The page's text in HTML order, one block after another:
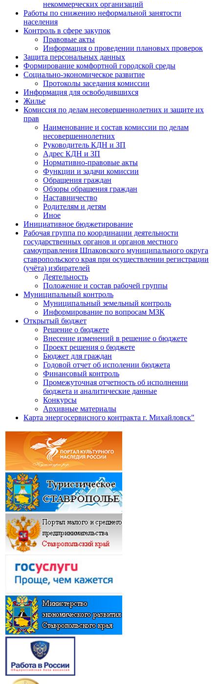
некоммерческих организаций
Работы по снижению неформальной занятости
населения
Контроль в сфере закупок
Правовые акты
Информация о проведении плановых проверок
Защита персональных данных
Формирование комфортной городской среды
Социально-экономическое развитие
Протоколы заседания комиссии
Информация для освободившихся
Жилье
Комиссия по делам несовершеннолетних и защите их
прав
Наименование и состав комиссии по делам
несовершеннолетних
Руководитель КДН и ЗП
Адрес КДН и ЗП
Нормативно-правовые акты
Функции и задачи комиссии
Обращения граждан
Обзоры обращения граждан
Наставничество
Родителям и детям
Иное
Инициативное бюджетирование
Рабочая группа по координации деятельности
государственных органов и органов местного
самоуправления Шпаковского муниципального округа
ставропольского края при осуществлении регистрации
(учёта) избирателей
Деятельность
Положение и состав рабочей группы
Муниципальный контроль
Муниципальный земельный контроль
Информирование по вопросам МЗК
Открытый бюджет
Решение о бюджете
Внесение изменений в решение о бюджете
Проект решения о бюджете
Бюджет для граждан
Годовой отчет об исполении бюджета
Финансовый контроль
Промежуточная отчетность об исполнении
бюджета и аналитические данные
Конкурсы
Архивные материалы
Карта энергосервисного контракта г. Михайловск"